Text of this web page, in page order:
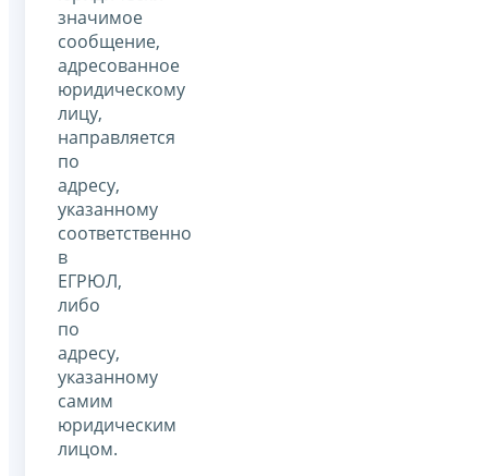
значимое
сообщение,
адресованное
юридическому
лицу,
направляется
по
адресу,
указанному
соответственно
в
ЕГРЮЛ,
либо
по
адресу,
указанному
самим
юридическим
лицом.